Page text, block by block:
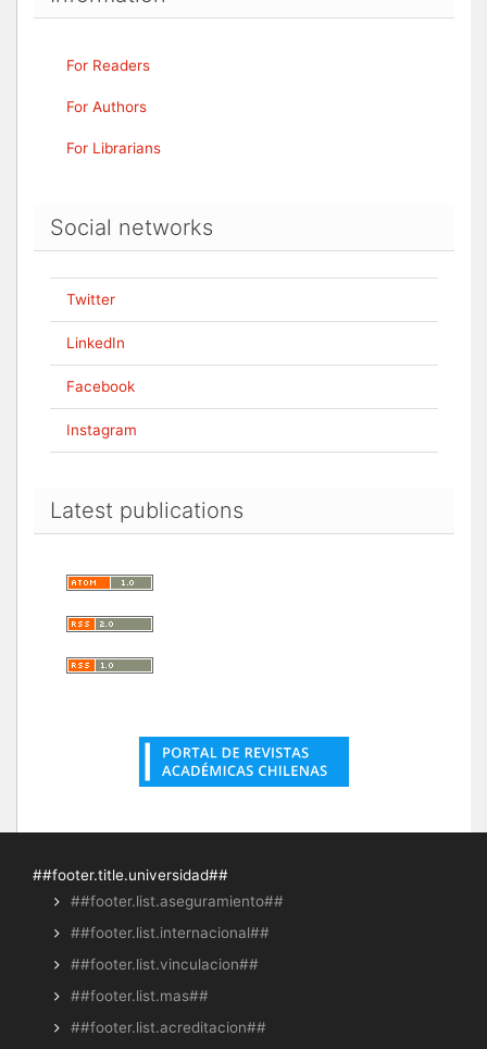
For Readers
For Authors
For Librarians
Social networks
Twitter
LinkedIn
Facebook
Instagram
Latest publications
##footer.title.universidad##
##footer.list.aseguramiento##
##footer.list.internacional##
##footer.list.vinculacion##
##footer.list.mas##
##footer.list.acreditacion##